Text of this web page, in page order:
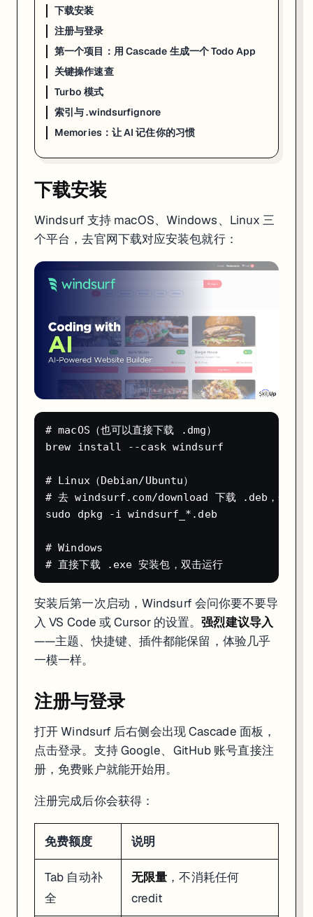
# macOS（也可以直接下载 .dmg）
# Linux（Debian/Ubuntu）
# 去 windsurf.com/download 下载 .deb，然后：
sudo dpkg -i windsurf_*.deb
安装后第一次启动，Windsurf 会问你要不要导入 VS Code 或 Cursor 的
注册与登录
注册完成后你会获得：
Cascade 对话
每月 25 次 prompt credit
默认使用 Codeium 基础模型
25 次 Cascade 够你完整体验功能了。觉得好用再考虑升级 Pro（$15/
第一个项目：用 Cascade 生成一个 Todo App
打开一个空文件夹，然后在 Cascade 面板里输入：
- 用 Vite 脚手架
- 支持添加、删除、标记完成
Cascade 会开始规划任务，你能看到它的执行步骤：
安装 Tailwind CSS 依赖并配置
创建TodoApp.tsx、TodoItem.tsx
编写 localStorage 读写逻辑
运行npm run dev
启动开发服务器
整个过程大概 2-3 分钟。Cascade 每一步都会展示 diff 预览，你可以
关键操作速查
下载安装
注册与登录
第一个项目：用 Cascade 生成一个 Todo App
关键操作速查
Turbo 模式
索引与 .windsurfignore
Memories：让 AI 记住你的习惯
下载安装
Windsurf 支持 macOS、Windows、Linux 三
个平台，去官网下载对应安装包就行：
# macOS（也可以直接下载 .dmg）
brew install --cask windsurf
# Linux（Debian/Ubuntu）
# 去 windsurf.com/download 下载 .deb，然后：
sudo dpkg -i windsurf_*.deb
# Windows
安装后第一次启动，Windsurf 会问你要不要导
入 VS Code 或 Cursor 的设置。强烈建议导入
——主题、快捷键、插件都能保留，体验几乎
一模一样。
注册与登录
打开 Windsurf 后右侧会出现 Cascade 面板，
点击登录。支持 Google、GitHub 账号直接注
册，免费账户就能开始用。
注册完成后你会获得：
免费额度 说明
Tab 自动补
全
无限量 ，不消耗任何
credit